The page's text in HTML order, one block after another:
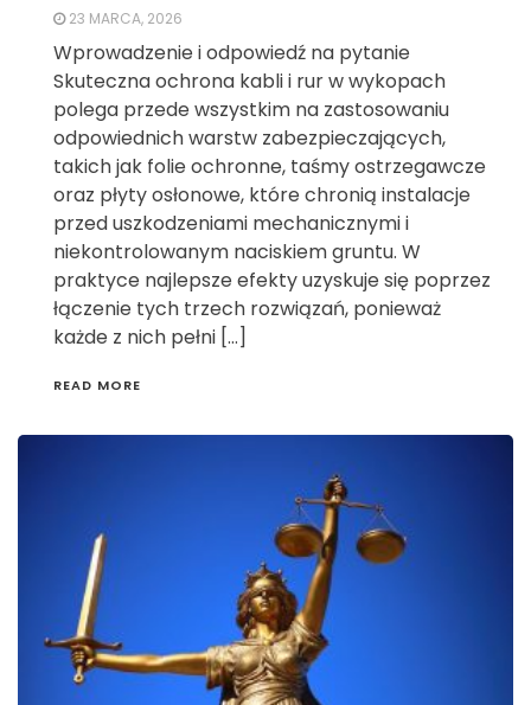
23 MARCA, 2026
Wprowadzenie i odpowiedź na pytanie
Skuteczna ochrona kabli i rur w wykopach
polega przede wszystkim na zastosowaniu
odpowiednich warstw zabezpieczających,
takich jak folie ochronne, taśmy ostrzegawcze
oraz płyty osłonowe, które chronią instalacje
przed uszkodzeniami mechanicznymi i
niekontrolowanym naciskiem gruntu. W
praktyce najlepsze efekty uzyskuje się poprzez
łączenie tych trzech rozwiązań, ponieważ
każde z nich pełni […]
READ MORE